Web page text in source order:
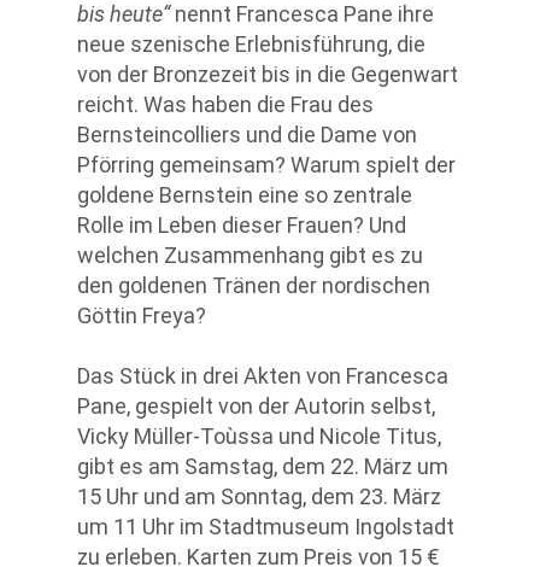
bis heute“nennt Francesca Pane ihre
neue szenische Erlebnisführung, die
von der Bronzezeit bis in die Gegenwart
reicht. Was haben die Frau des
Bernsteincolliers und die Dame von
Pförring gemeinsam? Warum spielt der
goldene Bernstein eine so zentrale
Rolle im Leben dieser Frauen? Und
welchen Zusammenhang gibt es zu
den goldenen Tränen der nordischen
Göttin Freya?
Das Stück in drei Akten von Francesca
Pane, gespielt von der Autorin selbst,
Vicky Müller-Toùssa und Nicole Titus,
gibt es am Samstag, dem 22. März um
15 Uhr und am Sonntag, dem 23. März
um 11 Uhr im Stadtmuseum Ingolstadt
zu erleben. Karten zum Preis von 15 €